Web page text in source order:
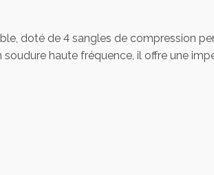
doté de 4 sangles de compression
haute fréquence, il offre une